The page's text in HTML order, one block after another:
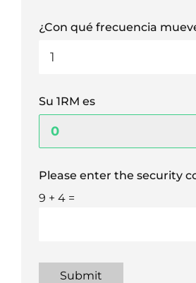
¿Con qué frecuencia
Su 1RM es
Please enter the security
9 + 4 =
Submit